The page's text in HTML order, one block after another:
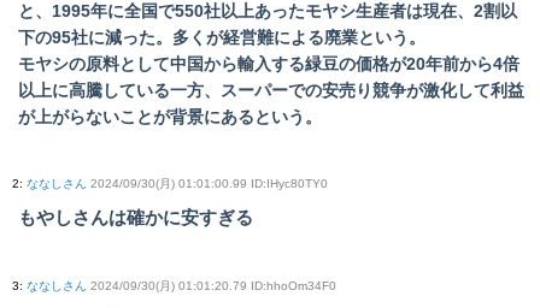
と、1995年に全国で550社以上あったモヤシ生産者は現在、2割以
下の95社に減った。多くが経営難による廃業という。
モヤシの原料として中国から輸入する緑豆の価格が20年前から4倍
以上に高騰している一方、スーパーでの安売り競争が激化して利益
が上がらないことが背景にあるという。
2: ななしさん 2024/09/30(月) 01:01:00.99 ID:IHyc80TY0
もやしさんは確かに安すぎる
3: ななしさん 2024/09/30(月) 01:01:20.79 ID:hhoOm34F0